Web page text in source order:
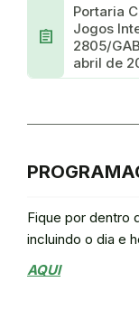
assignment
Portaria
Jogos
2805/
abril de
Fique por dentro
incluindo o dia e
AQUI